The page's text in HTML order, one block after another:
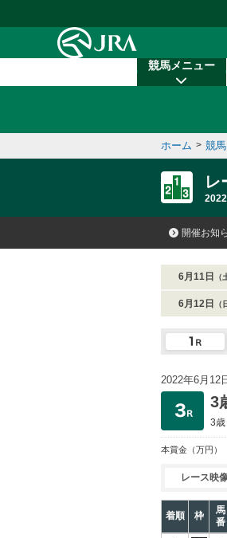
競馬メニュー
ホーム > 競
レ
開催お知
6月11日 （
6月12日 （
2022年6月12
3
3歳
本賞金 （万円）
レース映
着順 枠
馬
番